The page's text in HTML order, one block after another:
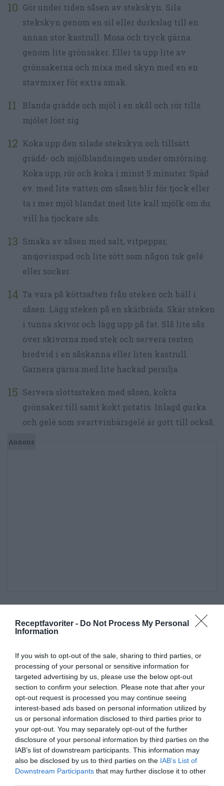
Receptfavoriter - Do Not Process My Personal
Information
If you wish to opt-out of the sale, sharing to third parties, or
processing of your personal or sensitive information for
targeted advertising by us, please use the below opt-out
section to confirm your selection. Please note that after your
opt-out request is processed you may continue seeing
interest-based ads based on personal information utilized by
us or personal information disclosed to third parties prior to
your opt-out. You may separately opt-out of the further
disclosure of your personal information by third parties on the
IAB’s list of downstream participants. This information may
also be disclosed by us to third parties on the IAB’s List of
Downstream Participants that may further disclose it to other
Gör under tiden såsen av stekskyn. Sila
stekskyn genom en sil eller durkslag till en
annan stor kastrull. Mosa och tryck gärna
genom lite grönsaker. Eller ta upp lite av
grönsakerna och mixa med skyn med en en
stavmixer för extra smak.
Blanda grädde och mjöl i en skål och rör tills
mjölet löst sig.
Koka upp den silade stekskyn och tillsätt
grädd- och mjölblandningen under omrörning.
Koka upp, rör och koka i minst 5 minuter. Späd
ev. med lite vatten om såsen blir för tjock eller
ta i mer mjöl blandat med lite kall mjölk om du
vill ha tjockare sås.
Smaka av såsen med salt, vitpeppar,
ansjovisspad och lite sött som någon tsk gelé
eller socker.
Ta vara på köttsaften från steken och häll i
såsen. Lägg steken på en skärbräda. Skär steken
i tunna skivor och lägg upp på fat. Slå lite sås
över skivorna med stek och servera resten
bredvid i en såskanna eller liten kastrull.
Garnera gärna med lite hackad persilja.
Servera slottssteken med såsen, kokta
grönsaker till samt kokt potatis. Inlagd gurka
och gelé som svartvinbärsgelé är gott till också.
Högrev
Innanlår Rådjur Fest
Vardag
Svensk mat
Kokt mat
E-mail Skriv ut
Medel:3.9(96röster)
Uppskattat näringsvärde per portion: